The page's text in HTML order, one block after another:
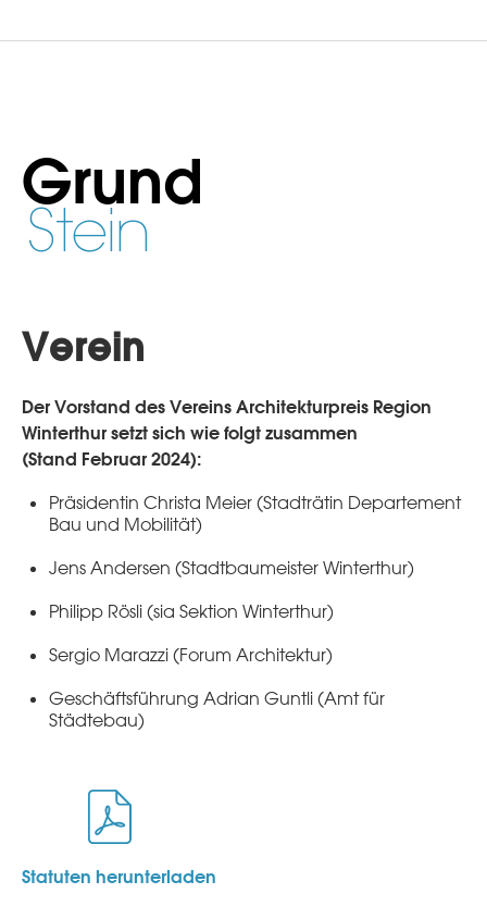
Grund
Stein
Verein
Der Vorstand des Vereins Architekturpreis Region
Winterthur setzt sich wie folgt zusammen
(Stand Februar 2024):
Präsidentin Christa Meier (Stadträtin Departement
Bau und Mobilität)
Jens Andersen (Stadtbaumeister Winterthur)
Philipp Rösli (sia Sektion Winterthur)
Sergio Marazzi (Forum Architektur)
Geschäftsführung Adrian Guntli (Amt für
Städtebau)
Statuten herunterladen